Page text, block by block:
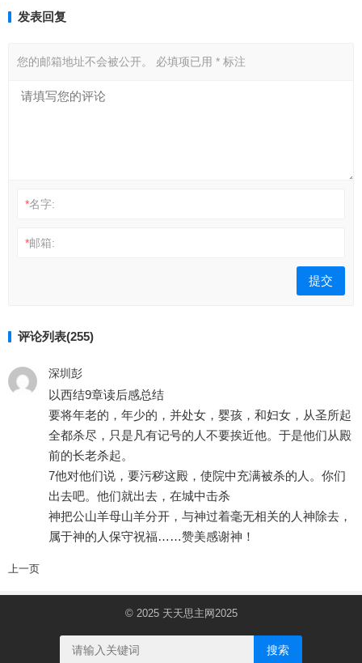
发表回复
您的邮箱地址不会被公开。 必填项已用 * 标注
*名字:
*邮箱:
评论列表(255)
深圳彭
以西结9章读后感总结
要将年老的，年少的，并处女，婴孩，和妇女，从圣所起
全都杀尽，只是凡有记号的人不要挨近他。于是他们从殿
前的长老杀起。
7他对他们说，要污秽这殿，使院中充满被杀的人。你们
出去吧。他们就出去，在城中击杀
神把公山羊母山羊分开，与神过着毫无相关的人神除去，
属于神的人保守祝福……赞美感谢神！
评
上一页
© 2025 天天思主网2025
搜索